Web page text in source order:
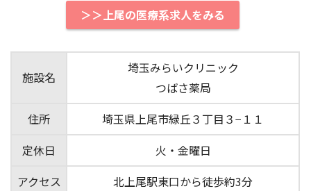
＞＞上尾の医療系求人をみる
施設名
埼玉みらいクリニック
つばさ薬局
住所
埼玉県上尾市緑丘３丁目３−１１
定休日
火・金曜日
アクセス
北上尾駅東口から徒歩約3分